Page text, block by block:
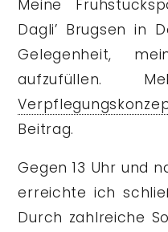
Meine
Dagli’ Brugsen in
Gelegenheit,
aufzufüllen.
Beitrag.
Gegen 13 Uhr und
erreichte ich
Durch zahlreiche